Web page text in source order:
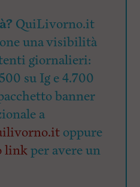
QuiLivorno.it
una visibilità
giornalieri:
su Ig e 4.700
banner
a
oppure
linkper avere un